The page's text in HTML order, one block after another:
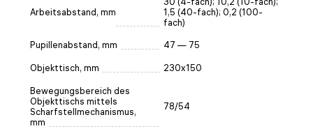
Arbeitsabstand, mm
1,5 (40-fach); 0,2 (100-
fach)
Pupillenabstand, mm 47 — 75
Objekttisch, mm 230x150
Bewegungsbereich des
Objekttischs mittels
Scharfstellmechanismus,
mm
78/54